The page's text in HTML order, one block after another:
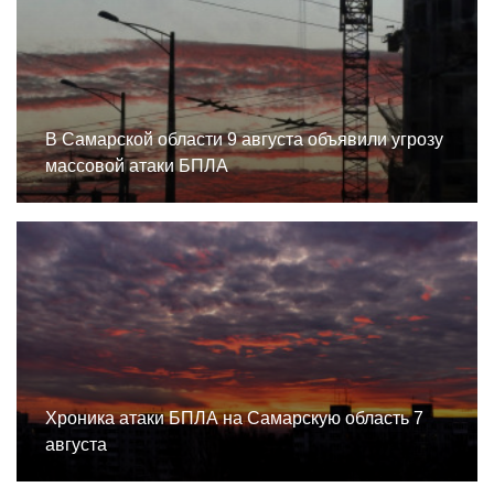
В Самарской области 9 августа объявили угрозу
массовой атаки БПЛА
Хроника атаки БПЛА на Самарскую область 7
августа